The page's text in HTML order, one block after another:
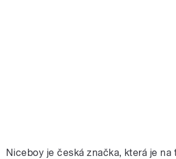
Niceboy je česká značka, která je na